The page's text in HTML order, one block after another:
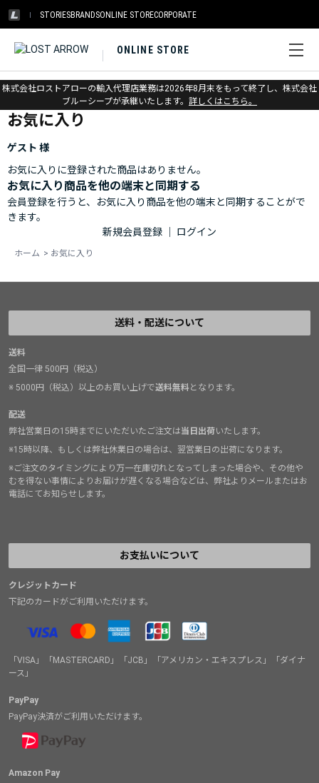
STORIESBRANDSONLINE STORECORPORATE
ONLINE STORE
株式会社ロストアローの輸入代理店業務は2026年8月末をもって終了し、株式会社
ブルーシープが承継いたします。 詳しくはこちら。
ホーム > お気に入り
お気に入り
ゲスト 様
お気に入りに登録された商品はありません。
お気に入り商品を他の端末と同期する
会員登録を行うと、お気に入り商品を他の端末と同期することがで
きます。
新規会員登録
ログイン
ホーム > お気に入り
送料・配送について
送料
全国一律 500円（税込）
※ 5000円（税込）以上のお買い上げで送料無料となります。
配送
弊社営業日の15時までにいただいたご注文は当日出荷いたします。
※15時以降、もしくは弊社休業日の場合は、翌営業日の出荷になります。
※ご注文のタイミングにより万一在庫切れとなってしまった場合や、その他や
むを得ない事情によりお届けが遅くなる場合などは、弊社よりメールまたはお
電話にてお知らせします。
お支払いについて
クレジットカード
下記のカードがご利用いただけます。
「VISA」「MASTERCARD」「JCB」「アメリカン・エキスプレス」「ダイナ
ース」
PayPay
PayPay決済がご利用いただけます。
Amazon Pay